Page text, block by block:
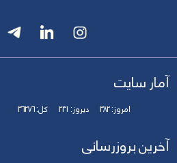
آمار سایت
امروز:382 دیروز:231 کل:36276
آخرین بروزرسانی